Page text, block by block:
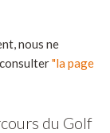
nous ne
"la page
du Golf